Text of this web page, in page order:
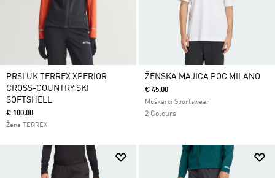
PRSLUK TERREX XPERIOR
CROSS-COUNTRY SKI
SOFTSHELL
€ 100.00
Žene TERREX
ŽENSKA MAJICA POC MILANO
€ 45.00
Muškarci Sportswear
2 Colours